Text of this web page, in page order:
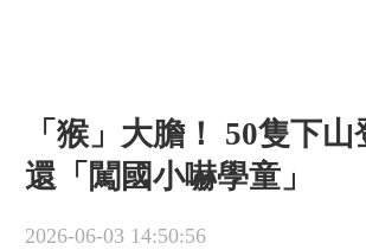
「猴」大膽！ 50隻下
還「闖國小嚇學童」
2026-06-03 14:50:56